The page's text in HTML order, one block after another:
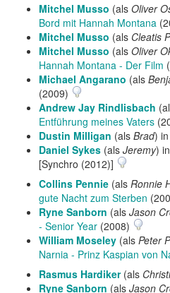
Mitchel Musso (als Oliver
Bord mit Hannah Montana
Mitchel Musso (als Cleatis
Mitchel Musso (als Oliver
Hannah Montana - Der Film
Michael Angarano (als
(2009)
Andrew Jay Rindlisbach
Entführung meines Vaters
Dustin Milligan (als Brad) in
Daniel Sykes (als Jeremy) in
[Synchro (2012)]
Collins Pennie (als Ronnie
gute Nacht zum Sterben
Ryne Sanborn (als Jason
- Senior Year (2008)
William Moseley (als Peter
Narnia - Prinz Kaspian von
Rasmus Hardiker(als Christi
Ryne Sanborn (als Jason